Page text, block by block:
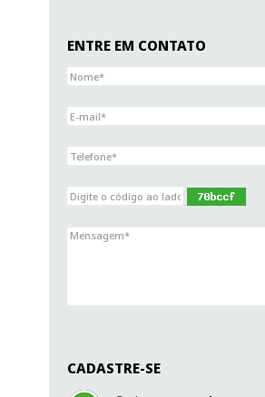
ENTRE EM CONTATO
CADASTRE-SE